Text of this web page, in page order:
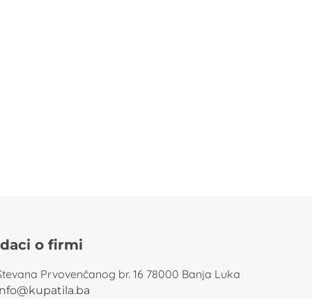
o firmi
Prvovenčanog br. 16 78000 Banja Luka